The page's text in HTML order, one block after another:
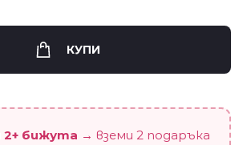
КУПИ
2+ бижута → вземи 2 подаръка